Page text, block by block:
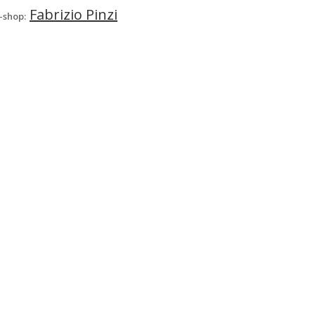
shop: Fabrizio Pinzi